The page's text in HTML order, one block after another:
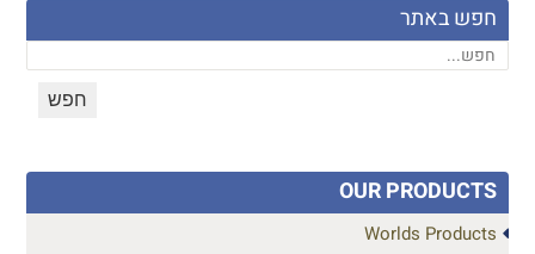
חפש באתר
OUR PRODUCTS
Worlds Products